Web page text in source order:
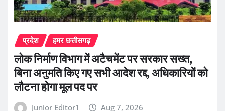
प्रदेश हमर छत्तीसगढ़
लोक निर्माण विभाग में अटैचमेंट पर सरकार सख्त,
बिना अनुमति किए गए सभी आदेश रद्द, अधिकारियों को
लौटना होगा मूल पद पर
Junior Editor1 Aug 7, 2026